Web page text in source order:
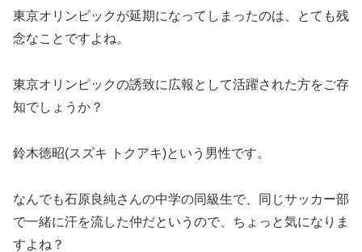
東京オリンピックが延期になってしまったのは、とても残
念なことですよね。
東京オリンピックの誘致に広報として活躍された方をご存
知でしょうか？
鈴木徳昭(スズキ トクアキ)という男性です。
なんでも石原良純さんの中学の同級生で、同じサッカー部
で一緒に汗を流した仲だというので、ちょっと気になりま
すよね？